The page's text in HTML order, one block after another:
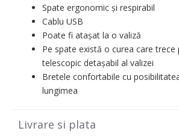
Spate ergonomic și respirabil
Cablu USB
Poate fi atașat la o valiză
Pe spate există o curea care trece
telescopic detașabil al valizei
Bretele confortabile cu
lungimea
Livrare si plata